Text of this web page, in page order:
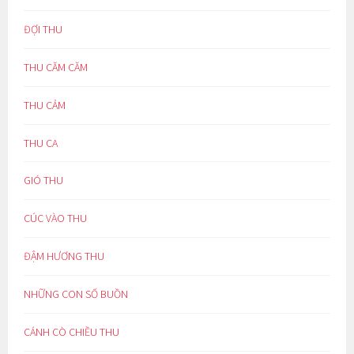
ĐỢI THU
THU CĂM CĂM
THU CẢM
THU CA
GIÓ THU
CÚC VÀO THU
ĐẬM HƯƠNG THU
NHỮNG CON SỐ BUỒN
CÁNH CÒ CHIỀU THU